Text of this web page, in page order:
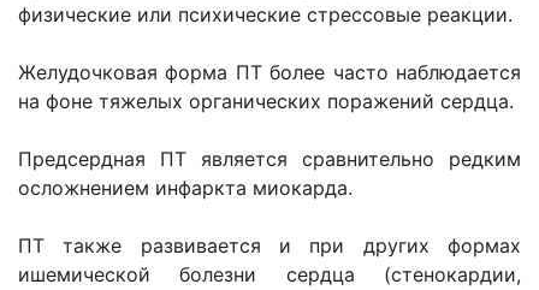
физические или психические стрессовые реакции.
Желудочковая форма ПТ более часто наблюдается
на фоне тяжелых органических поражений сердца.
Предсердная ПТ является сравнительно редким
осложнением инфаркта миокарда.
ПТ также развивается и при других формах
ишемической болезни сердца (стенокардии,